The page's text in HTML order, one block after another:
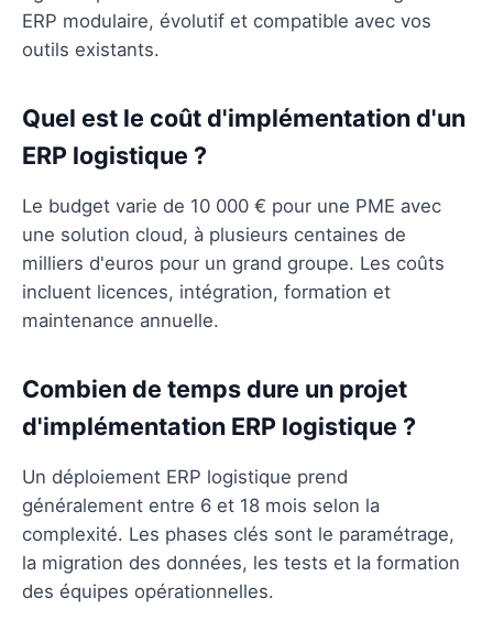
ERP modulaire, évolutif et compatible avec vos
outils existants.
Quel est le coût d'implémentation d'un
ERP logistique ?
Le budget varie de 10 000 € pour une PME avec
une solution cloud, à plusieurs centaines de
milliers d'euros pour un grand groupe. Les coûts
incluent licences, intégration, formation et
maintenance annuelle.
Combien de temps dure un projet
d'implémentation ERP logistique ?
Un déploiement ERP logistique prend
généralement entre 6 et 18 mois selon la
complexité. Les phases clés sont le paramétrage,
la migration des données, les tests et la formation
des équipes opérationnelles.